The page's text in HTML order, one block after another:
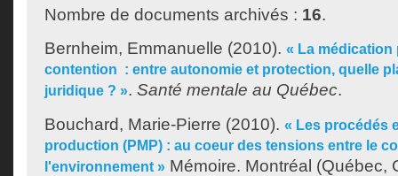
Nombre de documents archivés : 16.
Bernheim, Emmanuelle (2010). « La
contention : entre autonomie et protection, quelle
juridique ? ». Santé mentale au Québec.
Bouchard, Marie-Pierre (2010). « Les procédés
production (PMP) : au coeur des tensions entre le
l'environnement » Mémoire. Montréal (Québec,